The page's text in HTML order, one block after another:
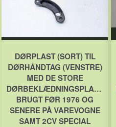
DØRPLAST (SORT) TIL
DØRHÅNDTAG (VENSTRE)
MED DE STORE
DØRBEKLÆDNINGSPLADER
BRUGT FØR 1976 OG
SENERE PÅ VAREVOGNE
SAMT 2CV SPECIAL